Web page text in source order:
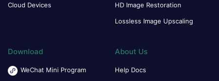
Cloud Devices HD Image Restoration
Lossless Image Upscaling
Download
WeChat Mini Program
About Us
Help Docs